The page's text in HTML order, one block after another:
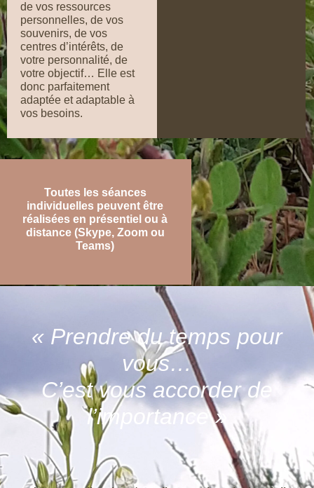
de vos ressources
personnelles, de vos
souvenirs, de vos
centres d’intérêts, de
votre personnalité, de
votre objectif… Elle est
donc parfaitement
adaptée et adaptable à
vos besoins.
Toutes les séances
individuelles peuvent être
réalisées en présentiel ou à
distance (Skype, Zoom ou
Teams)
« Prendre du temps pour
vous…
C’est vous accorder de
l’importance »